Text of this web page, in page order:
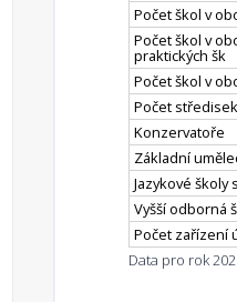
Počet škol v
Počet škol v
praktických šk
Počet škol v
Počet
Konzervatoře
Základní
Jazykové školy
Vyšší odborná
Počet zařízení
Data pro rok